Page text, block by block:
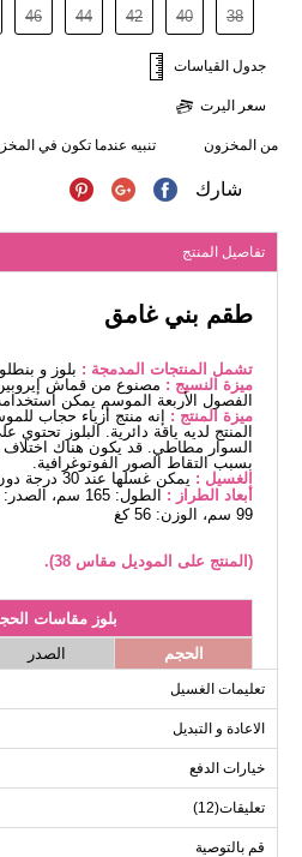
38
40
42
44
46
جدول القياسات
سعر اليرت
من المخزون تنبيه عندما تكون في
شارك
تفاصيل المنتج
طقم بني غامق
تشمل المنتجات المدمجة : بلوز و
ميزة النسيج : مصنوع من قماش
الفصول الأربعة الموسم يمكن
ميزة المنتج : إنه منتج أزياء حجاب
المنتج لديه ياقة دائرية. البلوز
السوار مطاطي. قد يكون هناك اختلاف
بسبب التقاط الصور الفوتوغرافية.
الغسيل : يمكن غسلها عند 30 درجة دون كتابة. (غسيل دقيق)
أبعاد الطراز :
99 سم، الوزن: 56 كغ
(المنتج على الموديل مقاس 38).
بلوز مقاسات
الحجم
الصدر
38
42
108
44
تعليمات الغسيل
الاعادة و التبديل
خيارات الدفع
تعليقات(12)
قم بالتوصية